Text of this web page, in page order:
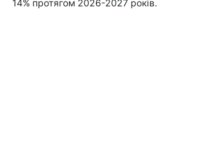
14% протягом 2026-2027 років.